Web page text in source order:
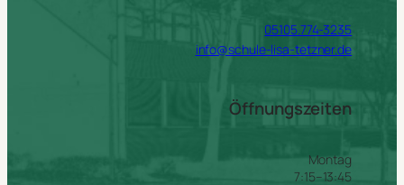
05105.774-3235
info@schule-lisa-tetzner.de
Öffnungszeiten
Montag
7:15–13:45